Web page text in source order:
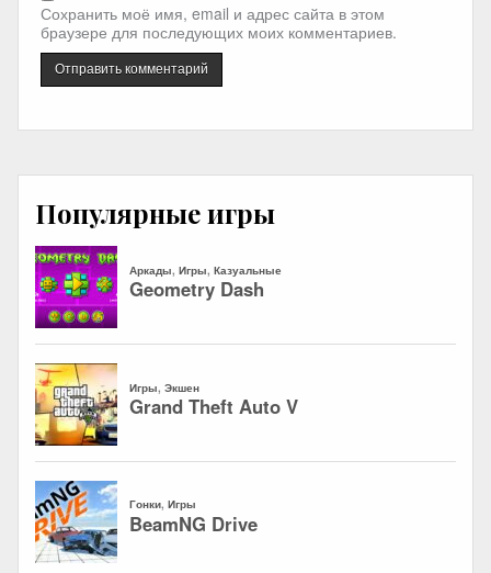
Сохранить моё имя, email и адрес сайта в этом
браузере для последующих моих комментариев.
Популярные игры